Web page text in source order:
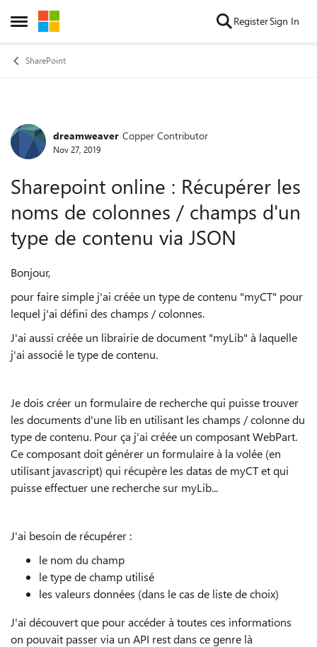
Open Side Menu
Skip to content RegisterSign In
SharePoint
Forum Discussion
dreamweaver Copper Contributor
Nov 27, 2019
Sharepoint online : Récupérer les
noms de colonnes / champs d'un
type de contenu via JSON
Bonjour,
pour faire simple j'ai créée un type de contenu "myCT" pour
lequel j'ai défini des champs / colonnes.
J'ai aussi créée un librairie de document "myLib" à laquelle
j'ai associé le type de contenu.
Je dois créer un formulaire de recherche qui puisse trouver
les documents d'une lib en utilisant les champs / colonne du
type de contenu. Pour ça j'ai créée un composant WebPart.
Ce composant doit générer un formulaire à la volée (en
utilisant javascript) qui récupère les datas de myCT et qui
puisse effectuer une recherche sur myLib...
J'ai besoin de récupérer :
le nom du champ
le type de champ utilisé
les valeurs données (dans le cas de liste de choix)
J'ai découvert que pour accéder à toutes ces informations
on pouvait passer via un API rest dans ce genre là